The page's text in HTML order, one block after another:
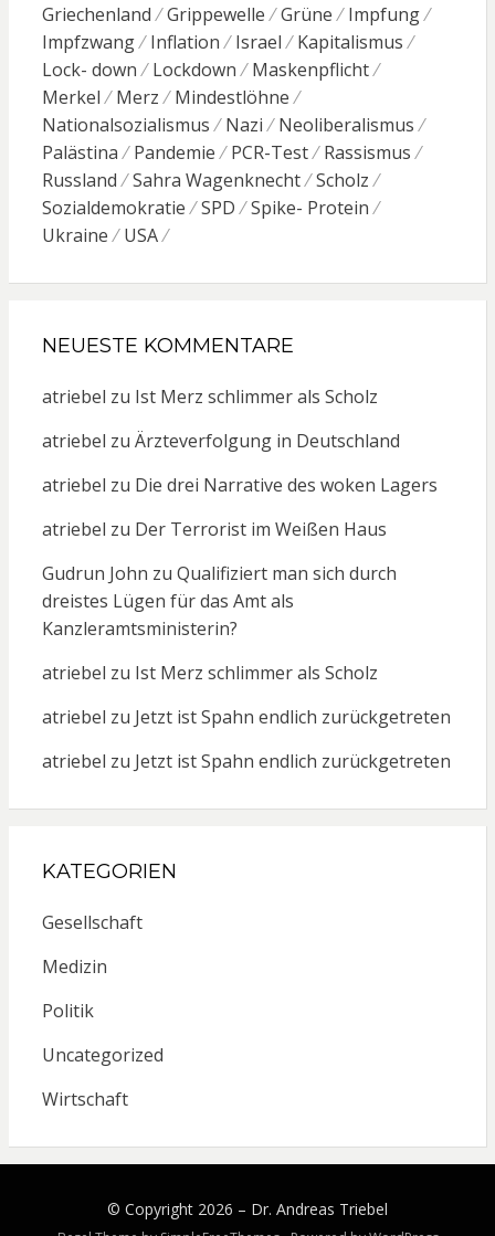
Griechenland
Grippewelle Grüne
Impfung
Impfzwang
Inflation Israel
Kapitalismus
Lock- down
Lockdown
Maskenpflicht
Merkel
Merz
Mindestlöhne
Nationalsozialismus
Nazi
Neoliberalismus
Palästina
Pandemie PCR-Test
Rassismus
Russland
Sahra Wagenknecht
Scholz
Sozialdemokratie
SPD
Spike- Protein
Ukraine
USA
NEUESTE KOMMENTARE
atriebel zu Ist Merz schlimmer als Scholz
atriebel zu Ärzteverfolgung in Deutschland
atriebel zu Die drei Narrative des woken Lagers
atriebel zu Der Terrorist im Weißen Haus
Gudrun John zu Qualifiziert man sich durch
dreistes Lügen für das Amt als
Kanzleramtsministerin?
atriebel zu Ist Merz schlimmer als Scholz
atriebel zu Jetzt ist Spahn endlich zurückgetreten
atriebel zu Jetzt ist Spahn endlich zurückgetreten
KATEGORIEN
Gesellschaft
Medizin
Politik
Uncategorized
Wirtschaft
© Copyright 2026 – Dr. Andreas Triebel